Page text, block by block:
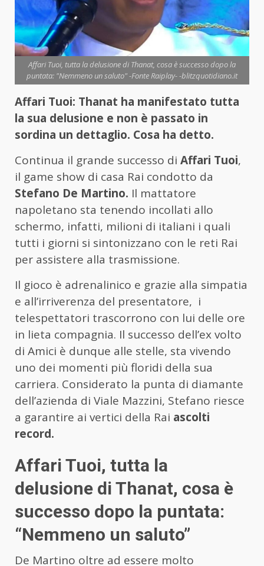
Affari Tuoi, tutta la delusione di Thanat, cosa è successo dopo la
puntata: "Nemmeno un saluto" -Fonte Raiplay- -blitzquotidiano.it
Affari Tuoi: Thanat ha manifestato tutta
la sua delusione e non è passato in
sordina un dettaglio. Cosa ha detto.
Continua il grande successo di Affari Tuoi,
il game show di casa Rai condotto da
Stefano De Martino. Il mattatore
napoletano sta tenendo incollati allo
schermo, infatti, milioni di italiani i quali
tutti i giorni si sintonizzano con le reti Rai
per assistere alla trasmissione.
Il gioco è adrenalinico e grazie alla simpatia
e all’irriverenza del presentatore, i
telespettatori trascorrono con lui delle ore
in lieta compagnia. Il successo dell’ex volto
di Amici è dunque alle stelle, sta vivendo
uno dei momenti più floridi della sua
carriera. Considerato la punta di diamante
dell’azienda di Viale Mazzini, Stefano riesce
a garantire ai vertici della Rai ascolti
record.
Affari Tuoi, tutta la
delusione di Thanat, cosa è
successo dopo la puntata:
“Nemmeno un saluto”
De Martino oltre ad essere molto